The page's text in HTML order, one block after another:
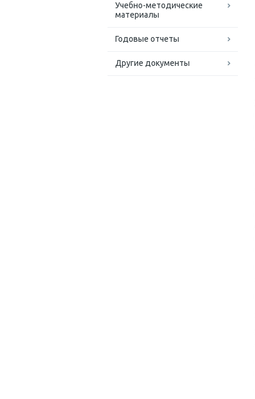
Учебно-методические
материалы
Годовые отчеты
Другие документы